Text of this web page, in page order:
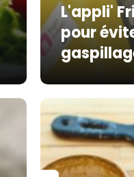
L'appli'
pour